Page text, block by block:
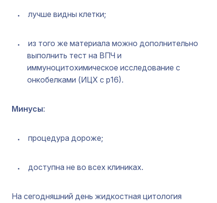
лучше видны клетки;
из того же материала можно дополнительно
выполнить тест на ВПЧ и
иммуноцитохимическое исследование с
онкобелками (ИЦХ с р16).
Минусы:
процедура дороже;
доступна не во всех клиниках.
На сегодняшний день жидкостная цитология